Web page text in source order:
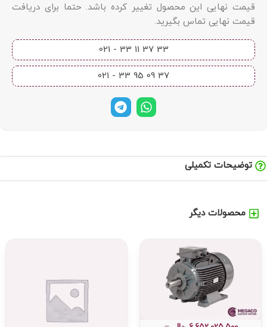
قیمت نهایی این محصول تغییر کرده باشد. حتما برای دریافت
قیمت نهایی تماس بگیرید.
33 37 11 33 - 021​
37 09 95 33 - 021​
توضیحات تکمیلی
محصولات دیگر